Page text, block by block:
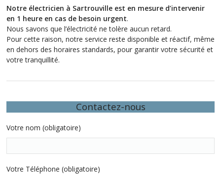
Notre électricien à Sartrouville est en mesure d’intervenir
en 1 heure en cas de besoin urgent.
Nous savons que l’électricité ne tolère aucun retard.
Pour cette raison, notre service reste disponible et réactif, même
en dehors des horaires standards, pour garantir votre sécurité et
votre tranquillité.
Contactez-nous
Votre nom (obligatoire)
Votre Téléphone (obligatoire)